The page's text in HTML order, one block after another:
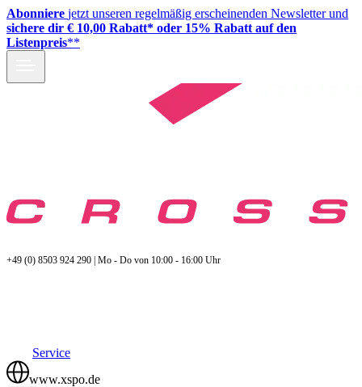
Abonniere jetzt unseren regelmäßig erscheinenden Newsletter und
sichere dir € 10,00 Rabatt* oder 15% Rabatt auf den
Listenpreis**
+49 (0) 8503 924 290 | Mo - Do von 10:00 - 16:00 Uhr
Service
www.xspo.de